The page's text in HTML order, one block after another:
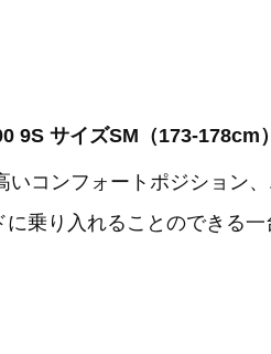
9S サイズSM（173-178cm
コンフォートポジション
乗り入れることのできる一